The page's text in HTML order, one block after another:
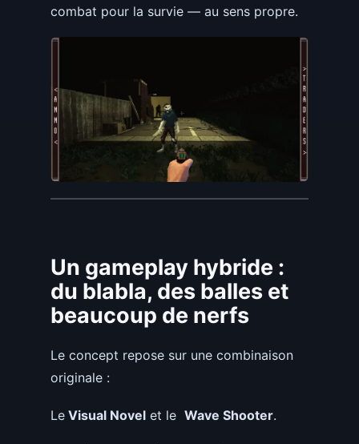
combat pour la survie — au sens propre.
Un gameplay hybride :
du blabla, des balles et
beaucoup de nerfs
Le concept repose sur une combinaison
originale :
LeVisual Novelet le Wave Shooter.